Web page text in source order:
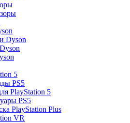
Dyson
5
PS5
PlayStation 5
PS5
PlayStation Plus
VR